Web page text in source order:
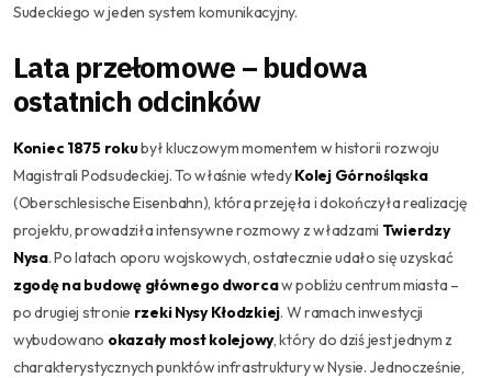
Sudeckiego w jeden system komunikacyjny.
Lata przełomowe – budowa
ostatnich odcinków
Koniec 1875 rokubył kluczowym momentem w historii rozwoju
Magistrali Podsudeckiej. To właśnie wtedyKolej Górnośląska
(Oberschlesische Eisenbahn), która przejęła i dokończyła realizację
projektu, prowadziła intensywne rozmowy z władzami Twierdzy
Nysa. Po latach oporu wojskowych, ostatecznie udało się uzyskać
zgodę na budowę głównego dworcaw pobliżu centrum miasta –
po drugiej stronie rzeki Nysy Kłodzkiej. W ramach inwestycji
wybudowano okazały most kolejowy, który do dziś jest jednym z
charakterystycznych punktów infrastruktury w Nysie. Jednocześnie,